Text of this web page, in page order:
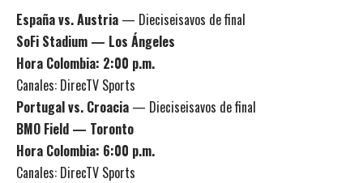
España vs. Austria — Dieciseisavos de final
SoFi Stadium — Los Ángeles
Hora Colombia: 2:00 p.m.
Canales: DirecTV Sports
Portugal vs. Croacia — Dieciseisavos de final
BMO Field — Toronto
Hora Colombia: 6:00 p.m.
Canales: DirecTV Sports